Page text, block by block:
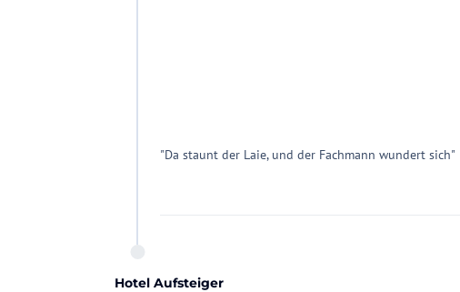
"Da staunt der Laie, und der Fachmann wundert sich"
Hotel Aufsteiger